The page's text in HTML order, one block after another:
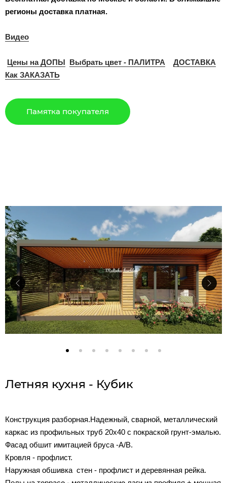
регионы доставка платная.
Видео
Цены на ДОПЫ Выбрать цвет - ПАЛИТРА
ДОСТАВКА
Как ЗАКАЗАТЬ
Памятка покупателя
Летняя кухня - Кубик
Конструкция разборная.Надежный, сварной, металлический
каркас из профильных труб 20х40 с покраской грунт-эмалью.
Фасад обшит имитацией бруса -A/B.
Кровля - профлист.
Наружная обшивка стен - профлист и деревянная рейка.